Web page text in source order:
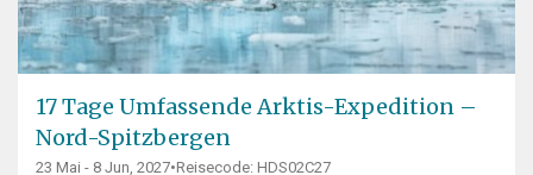
17 Tage Umfassende Arktis-Expedition –
Nord-Spitzbergen
23 Mai - 8 Jun, 2027•Reisecode: HDS02C27